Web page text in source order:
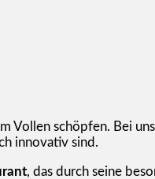
Vollen schöpfen. Bei
innovativ sind.
, das durch seine